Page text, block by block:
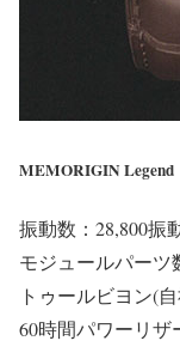
MEMORIGIN Legend
振動数：28,800振
モジュールパーツ
トゥールビヨン(
60時間パワーリザ